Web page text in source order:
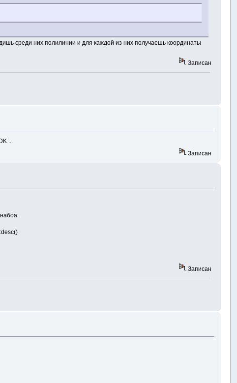
среди них полилинии и для каждой из них получаешь координаты
Записан
...
Записан
Записан